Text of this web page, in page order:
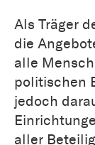
Als Träger
die
alle
politischen
jedoch
aller